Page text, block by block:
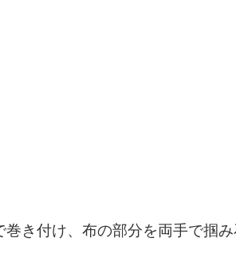
き付け、布の部分を両手で掴